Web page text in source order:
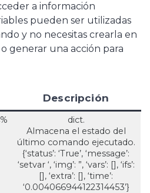
a información
pueden ser utilizadas
y no necesitas crearla en
generar una acción para
Descripción
dict.
Almacena el estado del
último comando ejecutado.
{‘status’: ‘True’, ‘message’:
‘setvar ‘, ‘img’: ”, ‘vars’: [], ‘ifs’:
[], ‘extra’: [], ‘time’:
‘0.004066944122314453’}